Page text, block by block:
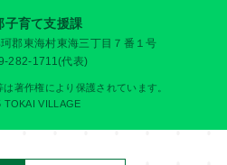
子育て支援課
郡東海村東海三丁目７番１号
282-1711(代表)
著作権により保護されています。
TOKAI VILLAGE